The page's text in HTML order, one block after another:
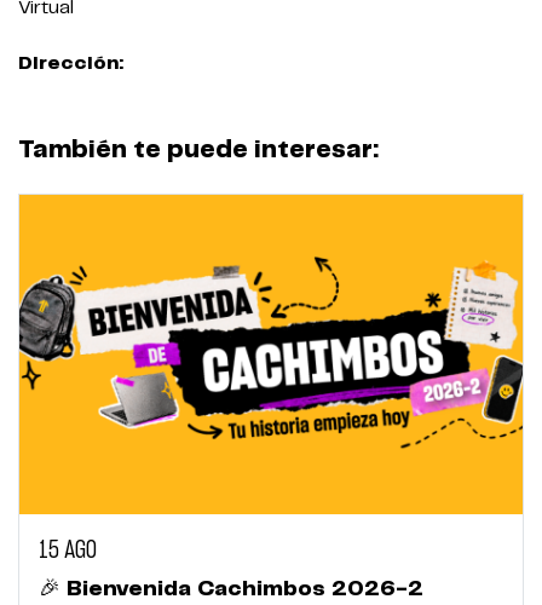
Virtual
Dirección:
También te puede interesar:
15 AGO
🎉 Bienvenida Cachimbos 2026-2